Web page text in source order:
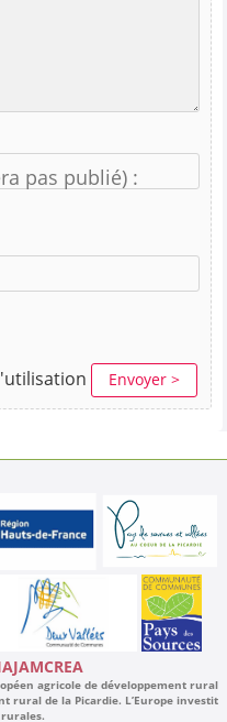
pas publié) :
Envoyer >
agricole de développement rural
rural de la Picardie. L’Europe investit